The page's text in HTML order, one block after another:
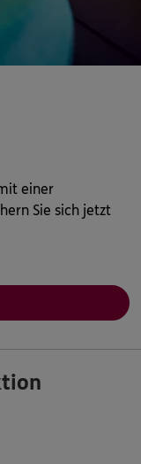
einer
Sie sich jetzt